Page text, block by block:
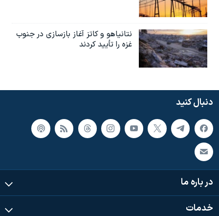
نتانیاهو و کاتز آغاز بازسازی در جنوب
غزه را تأیید کردند
دنبال کنید
در باره ما
خدمات